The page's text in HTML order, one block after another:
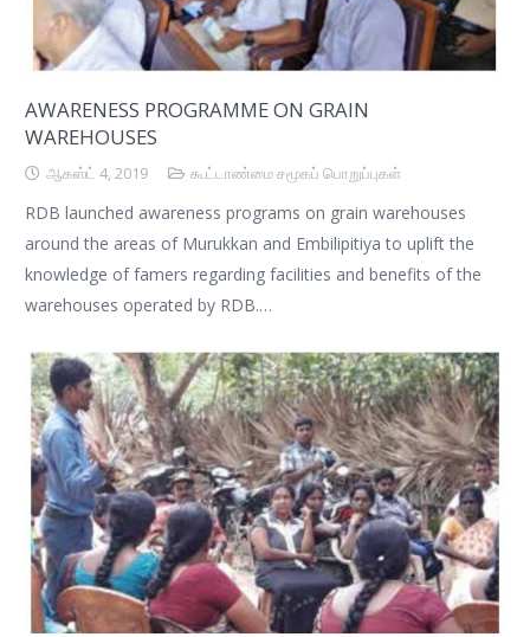
AWARENESS PROGRAMME ON GRAIN
WAREHOUSES
ஆகஸ்ட் 4, 2019 கூட்டாண்மை சமூகப் பொறுப்புகள்
RDB launched awareness programs on grain warehouses
around the areas of Murukkan and Embilipitiya to uplift the
knowledge of famers regarding facilities and benefits of the
warehouses operated by RDB.…